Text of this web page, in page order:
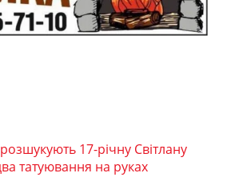
17-річну Світлану
татуювання на руках